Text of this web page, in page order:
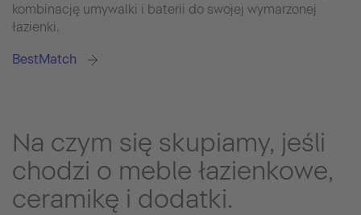
kombinację umywalki i baterii do swojej wymarzonej
łazienki.
BestMatch
Na czym się skupiamy, jeśli
chodzi o meble łazienkowe,
ceramikę i dodatki.